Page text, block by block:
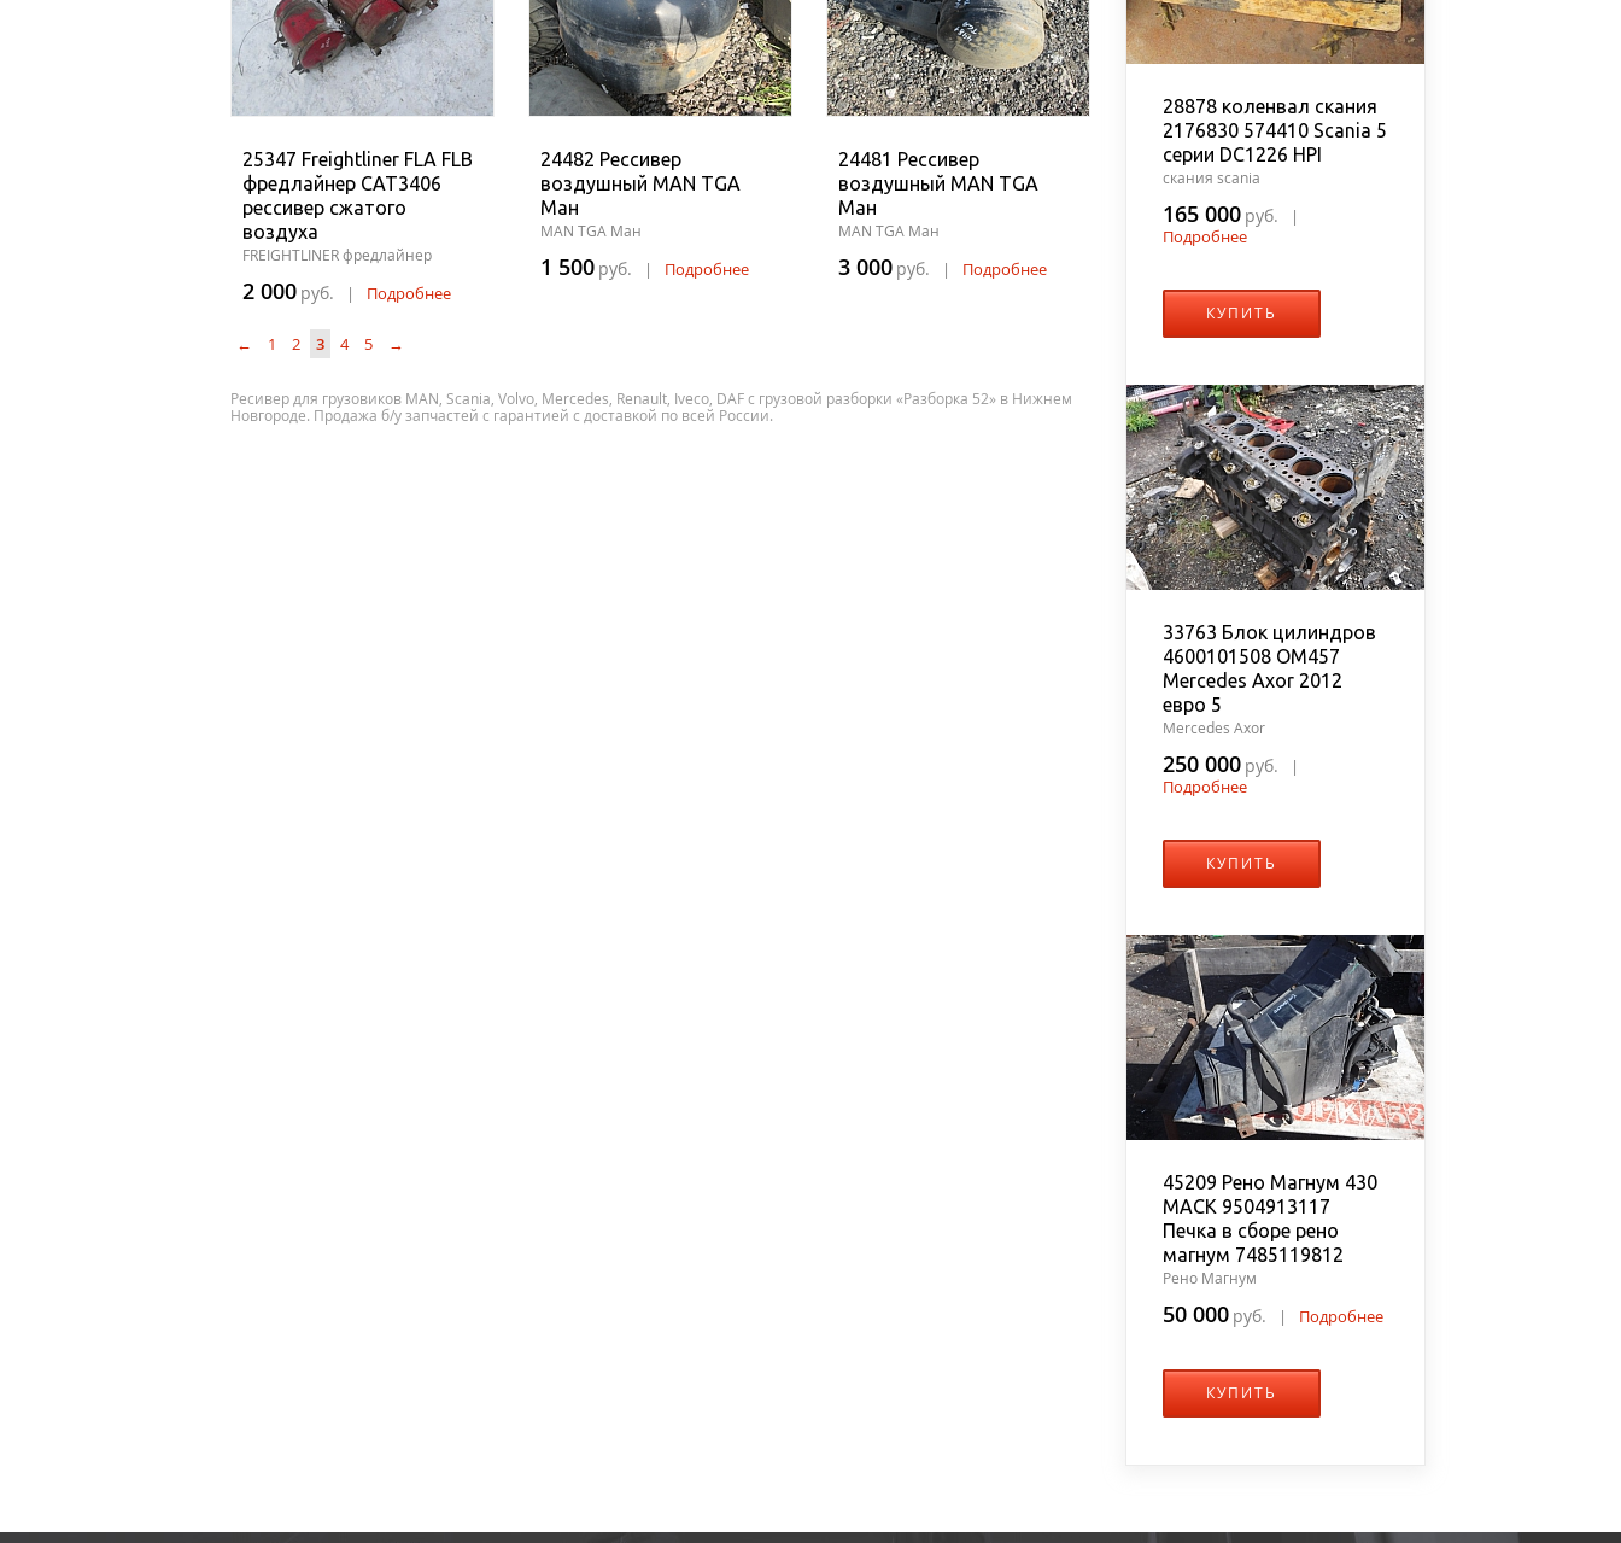
25347 Freightliner FLA FLB
фредлайнер CAT3406
рессивер сжатого
воздуха
FREIGHTLINER фредлайнер
2 000 руб. | Подробнее
24482 Рессивер
воздушный MAN TGA
Ман
MAN TGA Ман
1 500 руб. | Подробнее
24481 Рессивер
воздушный MAN TGA
Ман
MAN TGA Ман
3 000 руб. | Подробнее
← 1 2 3 4 5 →
Ресивер для грузовиков MAN, Scania, Volvo, Mercedes, Renault, Iveco, DAF с грузовой разборки «Разборка 52» в Нижнем
Новгороде. Продажа б/у запчастей с гарантией с доставкой по всей России.
28878 коленвал скания
2176830 574410 Scania 5
серии DC1226 HPI
скания scania
165 000 руб.
|
Подробнее
КУПИТЬ
33763 Блок цилиндров
4600101508 OM457
Mercedes Axor 2012
евро 5
Mercedes Axor
250 000 руб.
|
Подробнее
КУПИТЬ
45209 Рено Магнум 430
MACK 9504913117
Печка в сборе рено
магнум 7485119812
Рено Магнум
50 000 руб. | Подробнее
КУПИТЬ